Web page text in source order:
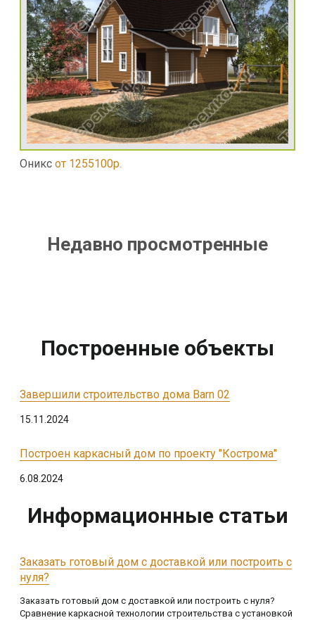
Оникс от 1255100р.
Недавно просмотренные
Построенные объекты
Завершили строительство дома Barn 02
15.11.2024
Построен каркасный дом по проекту "Кострома"
6.08.2024
Информационные статьи
Заказать готовый дом с доставкой или построить с
нуля?
Заказать готовый дом с доставкой или построить с нуля?
Сравнение каркасной технологии строительства с установкой